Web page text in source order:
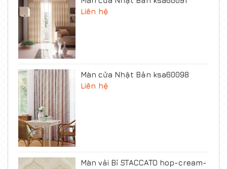
Liên hệ
Màn cửa Nhật Bản ksa60098
Liên hệ
Màn vải Bỉ STACCATO hop-cream-